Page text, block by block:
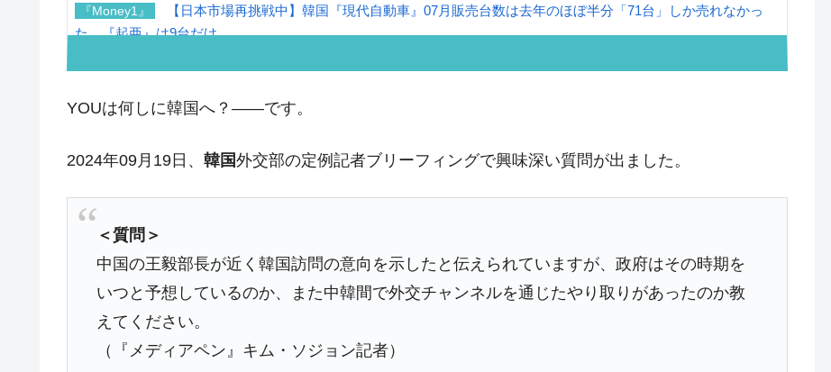
『Money1』
【日本市場再挑戦中】韓国『現代自動車』07月販売台数は去年のほぼ半分「71台」しか売れなかっ
た。『起亜』は9台だけ
韓国K9専用砲弾･装薬自動供給装甲車両･珍兵器「K10」が改良に乗り出す。
『Money1』 韓国「2026年07月の輸出入」絶好調。半導体だけで410億ドル、輸出全体の41％もある
『Money1』
『Money1』 韓国「ここは北朝鮮なのか。選管がサーバーにウソのデータを入力したのは明白だ」
『Money1』 韓国･李在明さっそく不動産対策で浅薄な発言。
『Money1』 韓国は「中国と同じく」投資に不適格な国だ。
『Money1』 『韓国銀行』が「金の保有量を増やします」⇒「金を経由するドル入手」手段ではないのか？
YOUは何しに韓国へ？――です。
2024年09月19日、 韓国外交部の定例記者ブリーフィングで興味深い質問が出ました。
＜質問＞
中国の王毅部長が近く韓国訪問の意向を示したと伝えられていますが、政府はその時期を
いつと予想しているのか、また中韓間で外交チャンネルを通じたやり取りがあったのか教
えてください。
（『メディアペン』キム・ソジョン記者）